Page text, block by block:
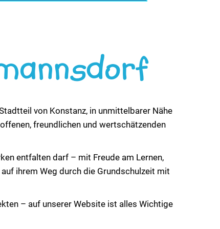
von Konstanz, in unmittelbarer Nähe
freundlichen und wertschätzenden
entfalten darf – mit Freude am Lernen,
ihrem Weg durch die Grundschulzeit mit
– auf unserer Website ist alles Wichtige